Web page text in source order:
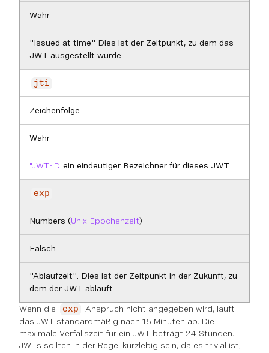
Wahr
"Issued at time" Dies ist der Zeitpunkt, zu dem das
JWT ausgestellt wurde.
jti
Zeichenfolge
Wahr
"JWT-ID"ein eindeutiger Bezeichner für dieses JWT.
exp
Numbers (Unix-Epochenzeit)
Falsch
"Ablaufzeit". Dies ist der Zeitpunkt in der Zukunft, zu
dem der JWT abläuft.
Wenn die exp
Anspruch nicht angegeben wird, läuft
das JWT standardmäßig nach 15 Minuten ab. Die
maximale Verfallszeit für ein JWT beträgt 24 Stunden.
JWTs sollten in der Regel kurzlebig sein, da es trivial ist,